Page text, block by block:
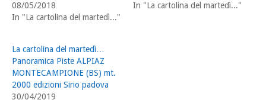
08/05/2018
In "La cartolina del martedì..."
In "La cartolina del martedì..."
La cartolina del martedì…
Panoramica Piste ALPIAZ
MONTECAMPIONE (BS) mt.
2000 edizioni Sirio padova
30/04/2019